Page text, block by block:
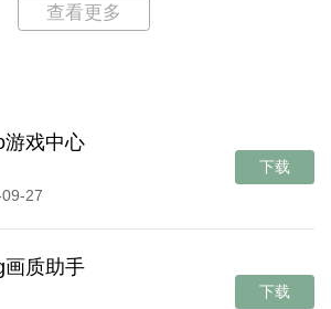
查看更多
游戏中心
27
下载
画质助手
下载